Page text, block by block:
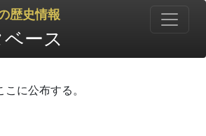
歴史情報
ース
に公布する。